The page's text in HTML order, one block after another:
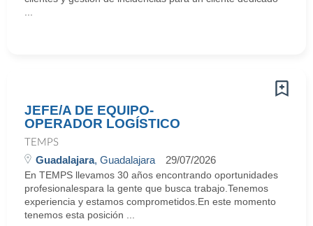
JEFE/A DE EQUIPO-
OPERADOR LOGÍSTICO
TEMPS
Guadalajara, Guadalajara 29/07/2026
En TEMPS llevamos 30 años encontrando oportunidades
profesionalespara la gente que busca trabajo.Tenemos
experiencia y estamos comprometidos.En este momento
tenemos esta posición ...